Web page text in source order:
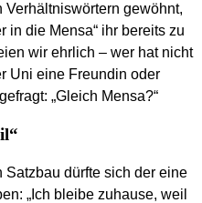
gewöhnt,
in die Mensa“ ihr bereits zu
wir ehrlich – wer hat nicht
Uni eine Freundin oder
„Gleich Mensa?“
Satzbau dürfte sich der eine
„Ich bleibe zuhause, weil